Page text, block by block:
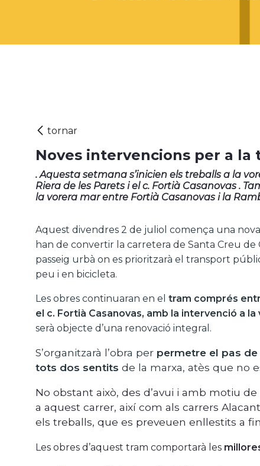
Noves intervencions per a la
. Aquesta setmana s’inicien els treballs a la
Riera de les Parets i el c. Fortià Casanovas .
la vorera mar entre Fortià Casanovas i la
Aquest divendres 2 de juliol comença una
han de convertir la carretera de Santa Creu de
passeig urbà on es prioritzarà el transport
peu i en bicicleta.
Les obres continuaran en el tram comprés
el c. Fortià Casanovas, amb la intervenció a
serà objecte d’una renovació integral.
S’organitzarà l’obra per permetre el pas de
tots dos sentits de la marxa, atès que no
No obstant això, des d’avui i amb motiu
a aquest carrer, així com als carrers
els treballs, que es preveuen enllestits a
Les obres d’aquest tram comportarà les